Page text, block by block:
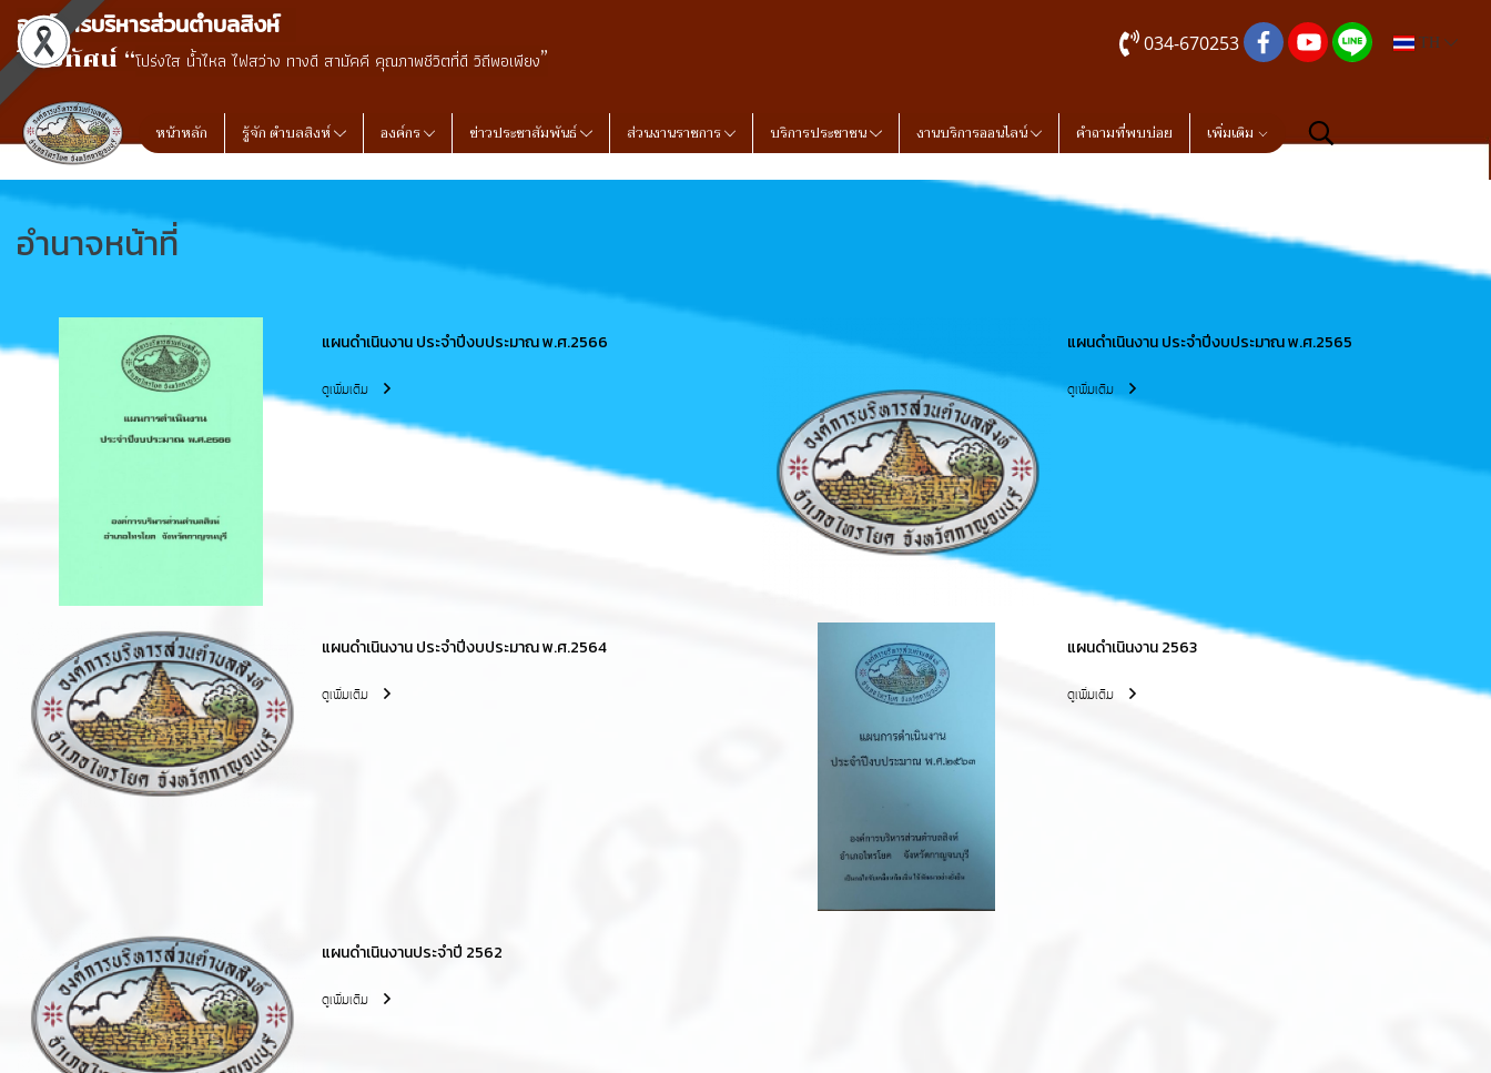
องค์การบริหารส่วนตำบลสิงห์
วิสัยทัศน์ “โปร่งใส น้ำไหล ไฟสว่าง ทางดี สามัคคี คุณภาพชีวิตที่ดี วิถีพอเพียง” 034-670253 TH
หน้าหลัก รู้จัก ตำบลสิงห์ องค์กร ข่าวประชาสัมพันธ์ ส่วนงานราชการ บริการประชาชน งานบริการออนไลน์ คำถามที่พบบ่อย เพิ่มเติม
อำนาจหน้าที่
แผนดำเนินงาน ประจำปีงบประมาณ พ.ศ.2566
ดูเพิ่มเติม
แผนดำเนินงาน ประจำปีงบประมาณ พ.ศ.2565
ดูเพิ่มเติม
แผนดำเนินงาน ประจำปีงบประมาณ พ.ศ.2564
ดูเพิ่มเติม
แผนดำเนินงาน 2563
ดูเพิ่มเติม
แผนดำเนินงานประจำปี 2562
ดูเพิ่มเติม